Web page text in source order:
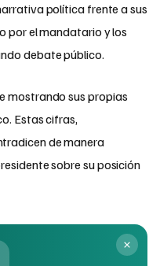
política frente a sus
por el mandatario y los
debate público.
mostrando sus propias
Estas cifras,
de manera
sobre su posición